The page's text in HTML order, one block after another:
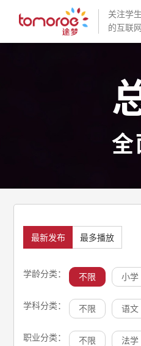
关注学
的互联
全
最新发布 最多播放
学龄分类： 不限 小学
学科分类： 不限 语文
职业分类： 不限 法学